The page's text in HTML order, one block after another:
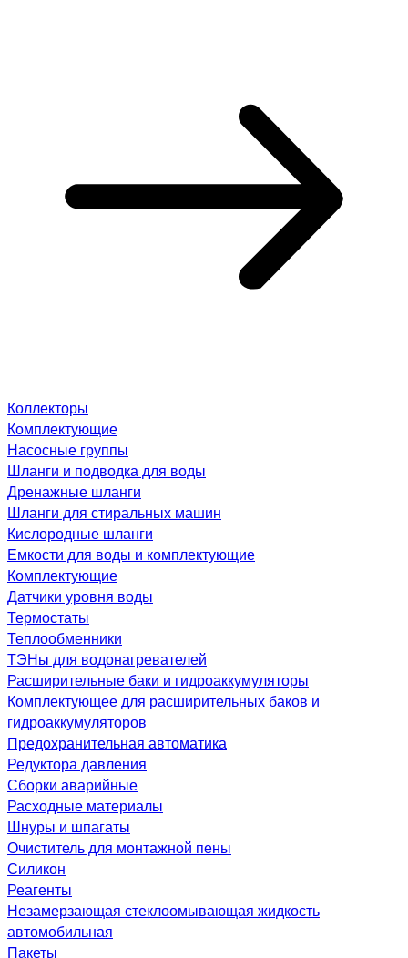
Коллекторы
Комплектующие
Насосные группы
Шланги и подводка для воды
Дренажные шланги
Шланги для стиральных машин
Кислородные шланги
Емкости для воды и комплектующие
Комплектующие
Датчики уровня воды
Термостаты
Теплообменники
ТЭНы для водонагревателей
Расширительные баки и гидроаккумуляторы
Комплектующее для расширительных баков и
гидроаккумуляторов
Предохранительная автоматика
Редуктора давления
Сборки аварийные
Расходные материалы
Шнуры и шпагаты
Очиститель для монтажной пены
Силикон
Реагенты
Незамерзающая стеклоомывающая жидкость
автомобильная
Пакеты